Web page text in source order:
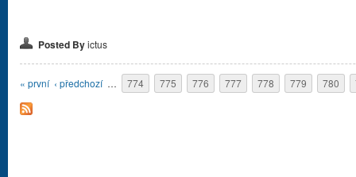
Posted Byictus
Stránky
« první ‹ předchozí … 774 775 776 777 778 779 780